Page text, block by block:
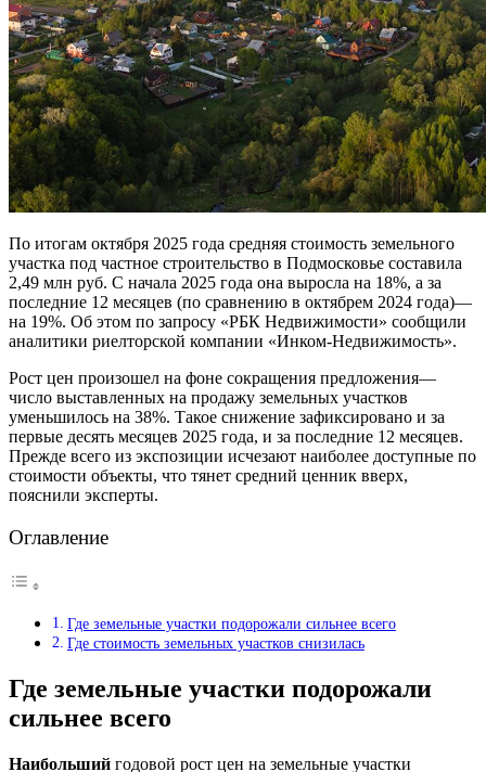
По итогам октября 2025 года средняя стоимость земельного
участка под частное строительство в Подмосковье составила
2,49 млн руб. С начала 2025 года она выросла на 18%, а за
последние 12 месяцев (по сравнению в октябрем 2024 года)—
на 19%. Об этом по запросу «РБК Недвижимости» сообщили
аналитики риелторской компании «Инком-Недвижимость».
Рост цен произошел на фоне сокращения предложения—
число выставленных на продажу земельных участков
уменьшилось на 38%. Такое снижение зафиксировано и за
первые десять месяцев 2025 года, и за последние 12 месяцев.
Прежде всего из экспозиции исчезают наиболее доступные по
стоимости объекты, что тянет средний ценник вверх,
пояснили эксперты.
Оглавление
Где земельные участки подорожали сильнее всего
Где стоимость земельных участков снизилась
Где земельные участки подорожали
сильнее всего
Наибольший годовой рост цен на земельные участки